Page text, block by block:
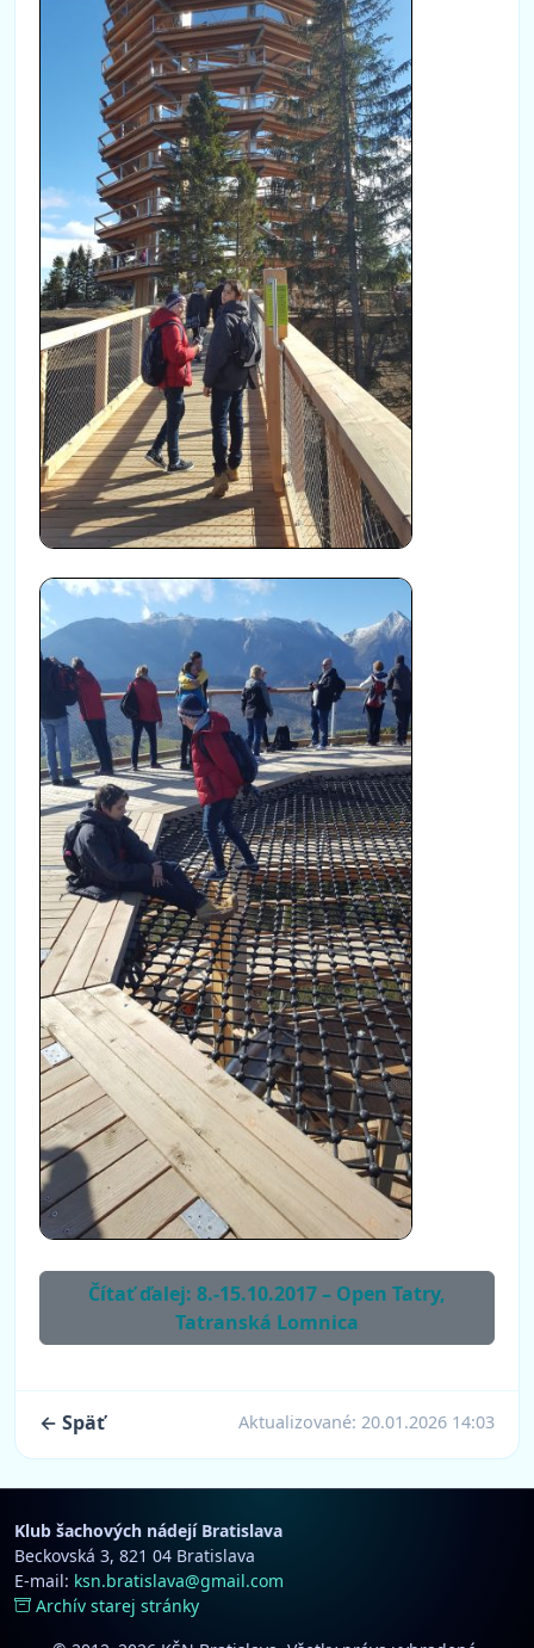
Čítať ďalej: 8.-15.10.2017 – Open Tatry,
Tatranská Lomnica
← Späť Aktualizované: 20.01.2026 14:03
Klub šachových nádejí Bratislava
Beckovská 3, 821 04 Bratislava
E-mail: ksn.bratislava@gmail.com
Archív starej stránky